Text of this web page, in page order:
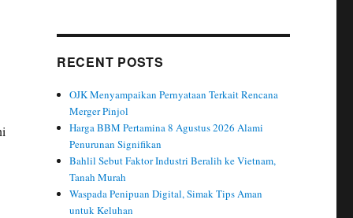
RECENT POSTS
OJK Menyampaikan Pernyataan Terkait Rencana
Merger Pinjol
Harga BBM Pertamina 8 Agustus 2026 Alami
Penurunan Signifikan
Bahlil Sebut Faktor Industri Beralih ke Vietnam,
Tanah Murah
Waspada Penipuan Digital, Simak Tips Aman
untuk Keluhan